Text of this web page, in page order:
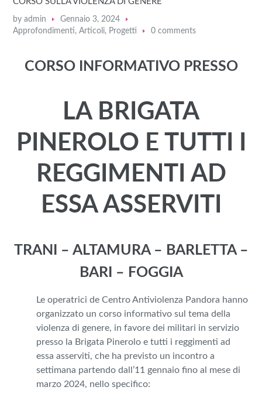
byadmin
Gennaio 3, 2024
Approfondimenti,Articoli, Progetti 0 comments
CORSO INFORMATIVO PRESSO
LA BRIGATA
PINEROLO E TUTTI I
REGGIMENTI AD
ESSA ASSERVITI
TRANI – ALTAMURA – BARLETTA –
BARI – FOGGIA
Le operatrici de Centro Antiviolenza Pandora hanno
organizzato un corso informativo sul tema della
violenza di genere, in favore dei militari in servizio
presso la Brigata Pinerolo e tutti i reggimenti ad
essa asserviti, che ha previsto un incontro a
settimana partendo dall’11 gennaio fino al mese di
marzo 2024, nello specifico: